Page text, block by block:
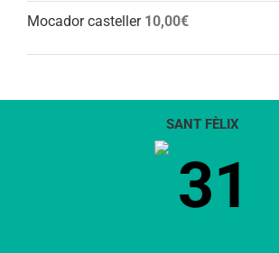
Mocador casteller 10,00€
SANT FÈLIX
31